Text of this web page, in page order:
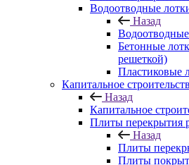
Водоотводные
Назад
Бетонные
решеткой)
Пластиковые
Капитальное
Назад
Капитальное
Плиты перекрытия
Назад
Плиты
Плиты